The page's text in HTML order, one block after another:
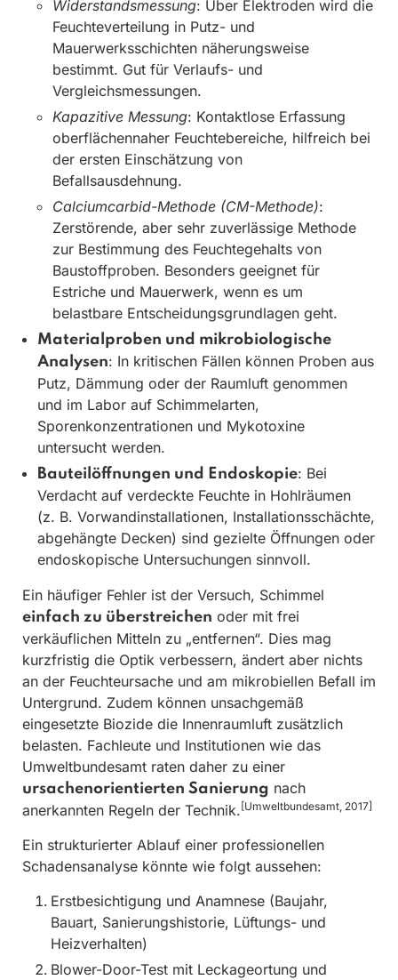
Widerstandsmessung: Über Elektroden wird die
Feuchteverteilung in Putz- und
Mauerwerksschichten näherungsweise
bestimmt. Gut für Verlaufs- und
Vergleichsmessungen.
Kapazitive Messung: Kontaktlose Erfassung
oberflächennaher Feuchtebereiche, hilfreich bei
der ersten Einschätzung von
Befallsausdehnung.
Calciumcarbid-Methode (CM-Methode):
Zerstörende, aber sehr zuverlässige Methode
zur Bestimmung des Feuchtegehalts von
Baustoffproben. Besonders geeignet für
Estriche und Mauerwerk, wenn es um
belastbare Entscheidungsgrundlagen geht.
Materialproben und mikrobiologische
Analysen: In kritischen Fällen können Proben aus
Putz, Dämmung oder der Raumluft genommen
und im Labor auf Schimmelarten,
Sporenkonzentrationen und Mykotoxine
untersucht werden.
Bauteilöffnungen und Endoskopie: Bei
Verdacht auf verdeckte Feuchte in Hohlräumen
(z. B. Vorwandinstallationen, Installationsschächte,
abgehängte Decken) sind gezielte Öffnungen oder
endoskopische Untersuchungen sinnvoll.
Ein häufiger Fehler ist der Versuch, Schimmel
einfach zu überstreichen oder mit frei
verkäuflichen Mitteln zu „entfernen“. Dies mag
kurzfristig die Optik verbessern, ändert aber nichts
an der Feuchteursache und am mikrobiellen Befall im
Untergrund. Zudem können unsachgemäß
eingesetzte Biozide die Innenraumluft zusätzlich
belasten. Fachleute und Institutionen wie das
Umweltbundesamt raten daher zu einer
ursachenorientierten Sanierung nach
anerkannten Regeln der Technik. [Umweltbundesamt, 2017]
Ein strukturierter Ablauf einer professionellen
Schadensanalyse könnte wie folgt aussehen:
Erstbesichtigung und Anamnese (Baujahr,
Bauart, Sanierungshistorie, Lüftungs- und
Heizverhalten)
Blower-Door-Test mit Leckageortung und